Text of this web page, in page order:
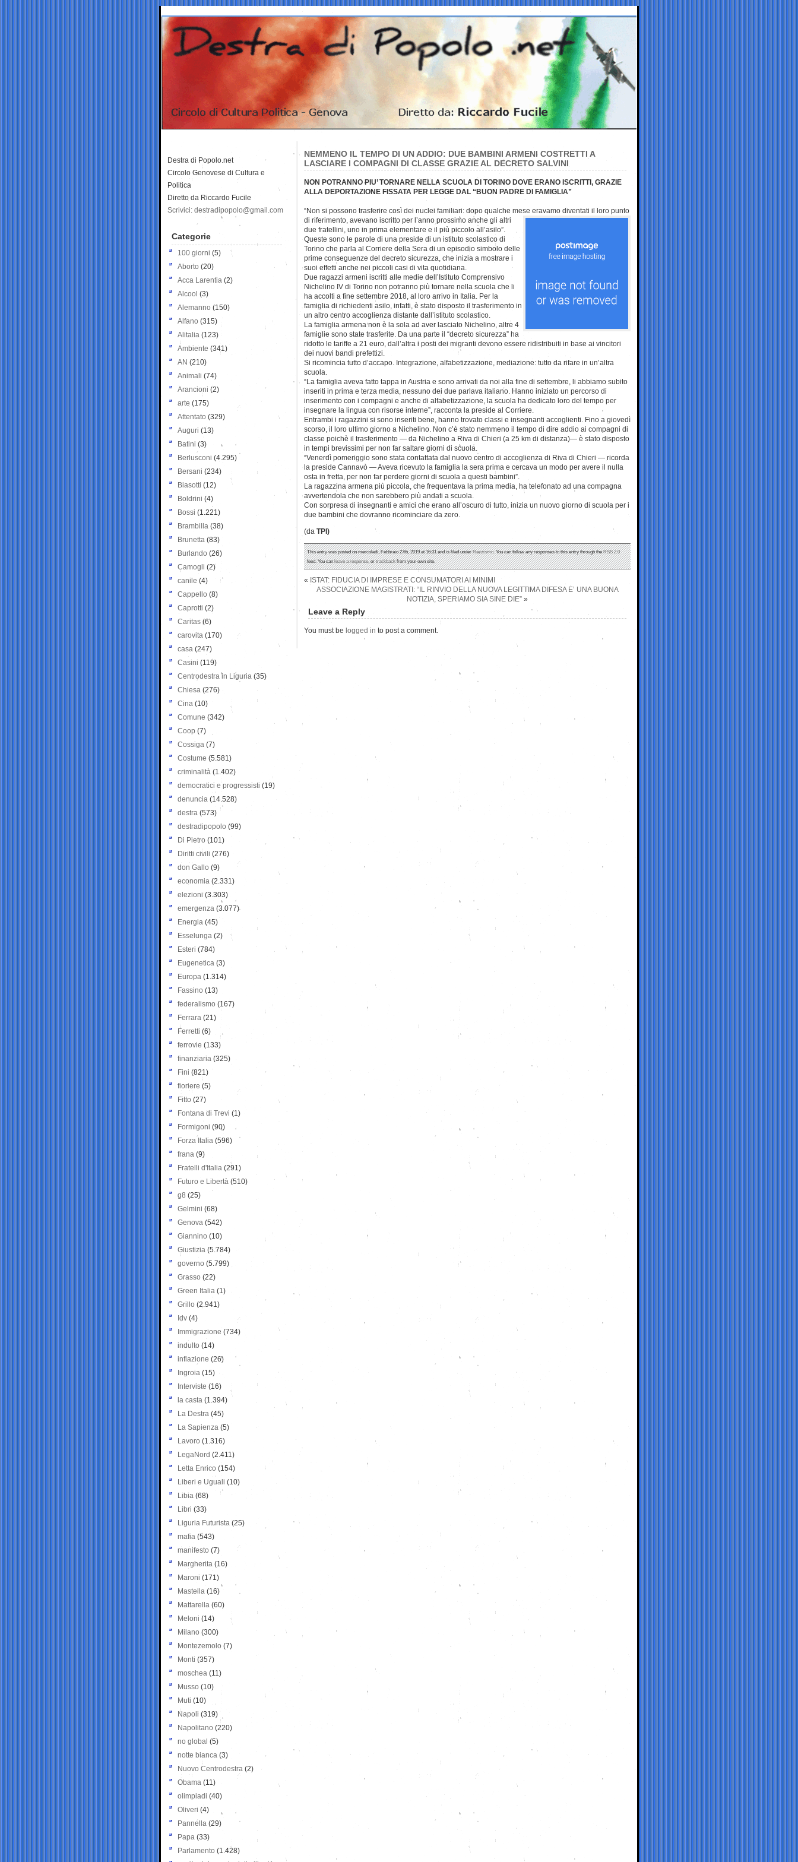
NEMMENO IL TEMPO DI UN ADDIO: DUE BAMBINI ARMENI COSTRETTI A
LASCIARE I COMPAGNI DI CLASSE GRAZIE AL DECRETO SALVINI
NON POTRANNO PIU’ TORNARE NELLA SCUOLA DI TORINO DOVE ERANO ISCRITTI, GRAZIE
ALLA DEPORTAZIONE FISSATA PER LEGGE DAL “BUON PADRE DI FAMIGLIA”
“Non si possono trasferire così dei nuclei familiari: dopo qualche mese eravamo diventati il loro punto
di riferimento, avevano iscritto per l’anno prossimo anche gli altri
due fratellini, uno in prima elementare e il più piccolo all’asilo”.
Queste sono le parole di una preside di un istituto scolastico di
Torino che parla al Corriere della Sera di un episodio simbolo delle
prime conseguenze del decreto sicurezza, che inizia a mostrare i
suoi effetti anche nei piccoli casi di vita quotidiana.
Due ragazzi armeni iscritti alle medie dell’Istituto Comprensivo
Nichelino IV di Torino non potranno più tornare nella scuola che li
ha accolti a fine settembre 2018, al loro arrivo in Italia. Per la
famiglia di richiedenti asilo, infatti, è stato disposto il trasferimento in
un altro centro accoglienza distante dall’istituto scolastico.
La famiglia armena non è la sola ad aver lasciato Nichelino, altre 4
famiglie sono state trasferite. Da una parte il “decreto sicurezza” ha
ridotto le tariffe a 21 euro, dall’altra i posti dei migranti devono essere ridistribuiti in base ai vincitori
dei nuovi bandi prefettizi.
Si ricomincia tutto d’accapo. Integrazione, alfabetizzazione, mediazione: tutto da rifare in un’altra
scuola.
“La famiglia aveva fatto tappa in Austria e sono arrivati da noi alla fine di settembre, li abbiamo subito
inseriti in prima e terza media, nessuno dei due parlava italiano. Hanno iniziato un percorso di
inserimento con i compagni e anche di alfabetizzazione, la scuola ha dedicato loro del tempo per
insegnare la lingua con risorse interne”, racconta la preside al Corriere.
Entrambi i ragazzini si sono inseriti bene, hanno trovato classi e insegnanti accoglienti. Fino a giovedì
scorso, il loro ultimo giorno a Nichelino. Non c’è stato nemmeno il tempo di dire addio ai compagni di
classe poichè il trasferimento — da Nichelino a Riva di Chieri (a 25 km di distanza)— è stato disposto
in tempi brevissimi per non far saltare giorni di scuola.
“Venerdì pomeriggio sono stata contattata dal nuovo centro di accoglienza di Riva di Chieri — ricorda
la preside Cannavò — Aveva ricevuto la famiglia la sera prima e cercava un modo per avere il nulla
osta in fretta, per non far perdere giorni di scuola a questi bambini”.
La ragazzina armena più piccola, che frequentava la prima media, ha telefonato ad una compagna
avvertendola che non sarebbero più andati a scuola.
Con sorpresa di insegnanti e amici che erano all’oscuro di tutto, inizia un nuovo giorno di scuola per i
due bambini che dovranno ricominciare da zero.
(da TPI)
This entry was posted on mercoledì, Febbraio 27th, 2019 at 16:31 and is filed underRazzismo. You can follow any responses to this entry through theRSS 2.0
feed. You canleave a response, ortrackbackfrom your own site.
« ISTAT: FIDUCIA DI IMPRESE E CONSUMATORI AI MINIMI
ASSOCIAZIONE MAGISTRATI: “IL RINVIO DELLA NUOVA LEGITTIMA DIFESA E’ UNA BUONA
NOTIZIA, SPERIAMO SIA SINE DIE” »
Leave a Reply
You must be logged in to post a comment.
Destra di Popolo.net
Circolo Genovese di Cultura e
Politica
Diretto da Riccardo Fucile
Scrivici: destradipopolo@gmail.com
Categorie
100 giorni (5)
Aborto (20)
Acca Larentia (2)
Alcool (3)
Alemanno (150)
Alfano (315)
Alitalia (123)
Ambiente (341)
AN (210)
Animali (74)
Arancioni (2)
arte (175)
Attentato (329)
Auguri (13)
Batini (3)
Berlusconi (4.295)
Bersani (234)
Biasotti (12)
Boldrini (4)
Bossi (1.221)
Brambilla (38)
Brunetta (83)
Burlando (26)
Camogli (2)
canile (4)
Cappello (8)
Caprotti (2)
Caritas (6)
carovita (170)
casa (247)
Casini (119)
Centrodestra in Liguria (35)
Chiesa (276)
Cina (10)
Comune (342)
Coop (7)
Cossiga (7)
Costume (5.581)
criminalità (1.402)
democratici e progressisti (19)
denuncia (14.528)
destra (573)
destradipopolo (99)
Di Pietro (101)
Diritti civili (276)
don Gallo (9)
economia (2.331)
elezioni (3.303)
emergenza (3.077)
Energia (45)
Esselunga (2)
Esteri (784)
Eugenetica (3)
Europa (1.314)
Fassino (13)
federalismo (167)
Ferrara (21)
Ferretti (6)
ferrovie (133)
finanziaria (325)
Fini (821)
fioriere (5)
Fitto (27)
Fontana di Trevi (1)
Formigoni (90)
Forza Italia (596)
frana (9)
Fratelli d'Italia (291)
Futuro e Libertà (510)
g8 (25)
Gelmini (68)
Genova (542)
Giannino (10)
Giustizia (5.784)
governo (5.799)
Grasso (22)
Green Italia (1)
Grillo (2.941)
Idv (4)
Immigrazione (734)
indulto (14)
inflazione (26)
Ingroia (15)
Interviste (16)
la casta (1.394)
La Destra (45)
La Sapienza (5)
Lavoro (1.316)
LegaNord (2.411)
Letta Enrico (154)
Liberi e Uguali (10)
Libia (68)
Libri (33)
Liguria Futurista (25)
mafia (543)
manifesto (7)
Margherita (16)
Maroni (171)
Mastella (16)
Mattarella (60)
Meloni (14)
Milano (300)
Montezemolo (7)
Monti (357)
moschea (11)
Musso (10)
Muti (10)
Napoli (319)
Napolitano (220)
no global (5)
notte bianca (3)
Nuovo Centrodestra (2)
Obama (11)
olimpiadi (40)
Oliveri (4)
Pannella (29)
Papa (33)
Parlamento (1.428)